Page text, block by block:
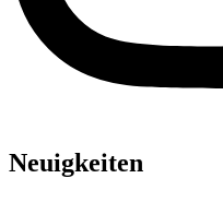
Neuigkeiten